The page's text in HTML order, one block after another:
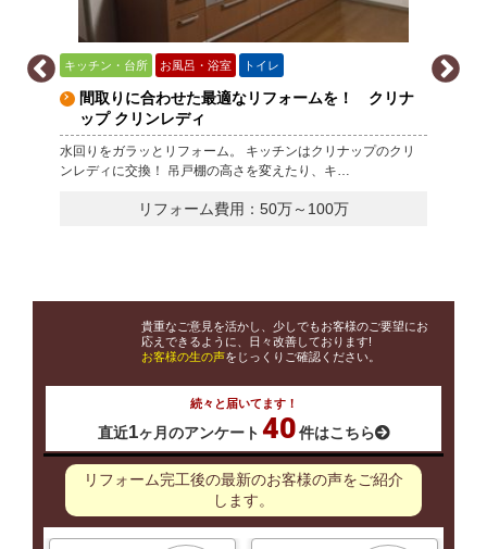
キッチン・台所 お風呂・浴室 トイレ
間取りに合わせた最適なリフォームを！ クリナ
ップ クリンレディ
水回りをガラッとリフォーム。 キッチンはクリナップのクリ
ンレディに交換！ 吊戸棚の高さを変えたり、キ…
リフォーム費用：50万～100万
貴重なご意見を活かし、少しでもお客様のご要望にお
応えできるように、日々改善しております!
お客様の生の声をじっくりご確認ください。
続々と届いてます！
直近1ヶ月のアンケート 40件はこちら
リフォーム完工後の最新のお客様の声をご紹介
します。